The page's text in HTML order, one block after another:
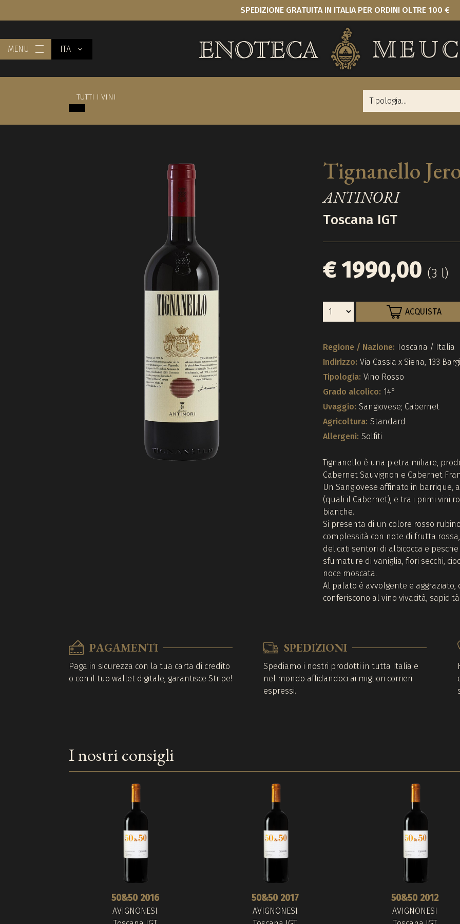
SPEDIZIONE GRATUITA IN ITALIA PER ORDINI OLTRE 100 €
MENU ITA
TUTTI I VINI
Tignanello
ANTINORI
Toscana IGT
€ 1990,00 (3 l)
ACQUISTA
Regione / Nazione: Toscana / Italia
Indirizzo: Via Cassia x Siena, 133
Tipologia: Vino Rosso
Grado alcolico: 14°
Uvaggio: Sangiovese; Cabernet
Agricoltura: Standard
Allergeni: Solfiti
Tignanello è una pietra miliare,
Cabernet Sauvignon e Cabernet
Un Sangiovese affinato in
(quali il Cabernet), e tra i primi vini
bianche.
Si presenta di un colore rosso
complessità con note di frutta
delicati sentori di albicocca e
sfumature di vaniglia, fiori secchi,
noce moscata.
Al palato è avvolgente e
conferiscono al vino vivacità,
PAGAMENTI
Paga in sicurezza con la tua carta di credito
o con il tuo wallet digitale, garantisce Stripe!
SPEDIZIONI
Spediamo i nostri prodotti in tutta Italia e
nel mondo affidandoci ai migliori corrieri
espressi.
I nostri consigli
50&50 2016
AVIGNONESI
50&50 2017
AVIGNONESI
50&50 2012
AVIGNONESI